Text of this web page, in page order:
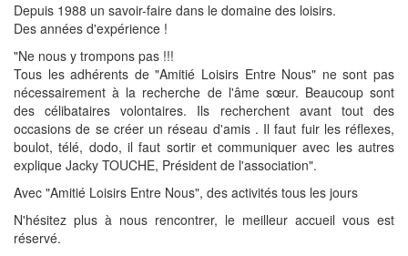
Depuis 1988 un savoir-faire dans le domaine des loisirs.
Des années d'expérience !
"Ne nous y trompons pas !!!
Tous les adhérents de "Amitié Loisirs Entre Nous" ne sont pas
nécessairement à la recherche de l'âme sœur. Beaucoup sont
des célibataires volontaires. Ils recherchent avant tout des
occasions de se créer un réseau d'amis . Il faut fuir les réflexes,
boulot, télé, dodo, il faut sortir et communiquer avec les autres
explique Jacky TOUCHE, Président de l'association".
Avec "Amitié Loisirs Entre Nous", des activités tous les jours
N'hésitez plus à nous rencontrer, le meilleur accueil vous est
réservé.